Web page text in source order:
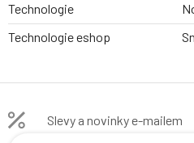
Technologie
Technologie eshop
Slevy a novinky e-mailem